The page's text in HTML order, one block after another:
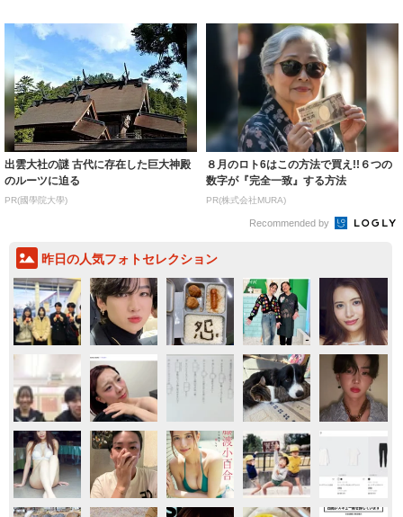
出雲大社の謎 古代に存在した巨大神殿
のルーツに迫る
PR(國學院大學)
８月のロト6はこの方法で買え!!６つの
数字が『完全一致』する方法
PR(株式会社MURA)
Recommended by
昨日の人気フォトセレクション